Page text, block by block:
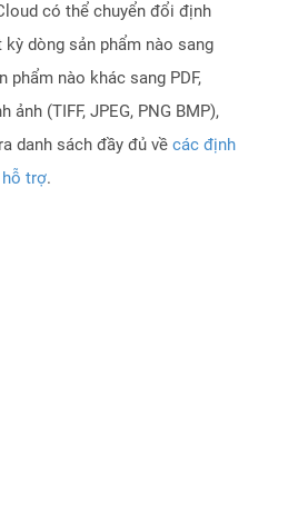
có thể chuyển đổi định
kỳ dòng sản phẩm nào sang
phẩm nào khác sang PDF,
ảnh (TIFF, JPEG, PNG BMP),
danh sách đầy đủ về các định
trợ.